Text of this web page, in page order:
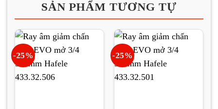
SẢN PHẨM TƯƠNG TỰ
-25% -25%